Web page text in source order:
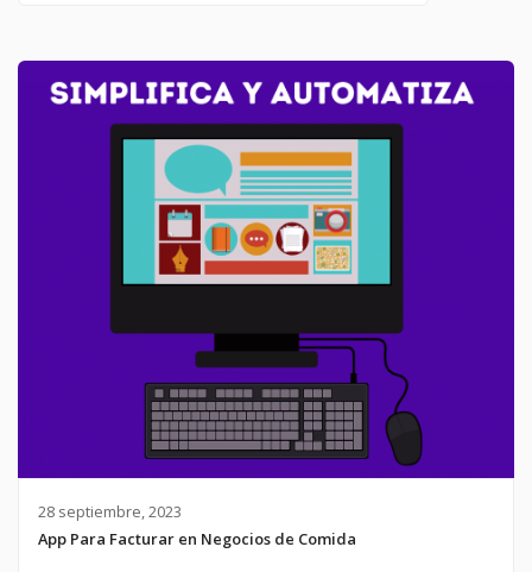
28 septiembre, 2023
App Para Facturar en Negocios de Comida